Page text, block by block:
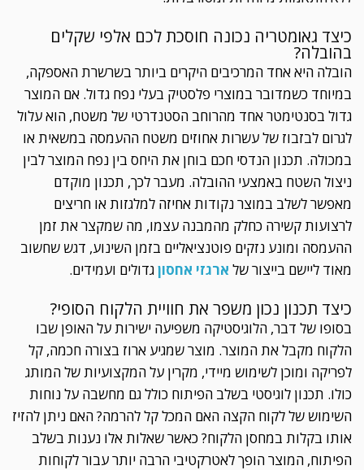
כיצד גאומטריה נכונה חוסכת לכם אלפי שקלים
בהובלה?
הובלה היא אחד המרכיבים היקרים ביותר בשרשרת האספקה,
במיוחד כשמדובר במוצרי פלסטיק בעלי נפח גדול. אם המוצר
גדול בסנטימטר אחד מהרוחב הסטנדרטי של משטח, הוא עלול
לגרום לבזבוז של עשרות אחוזים משטח ההעמסה במשאית או
במכולה. תכנון הנדסי חכם בוחן את היחס בין נפח המוצר לבין
ניצול השטח באמצעי ההובלה. מעבר לכך, תכנון מוקדם
מאפשר לשלב במוצר נקודות אחיזה למלגזות או חריצים
לרצועות קשירה כחלק מהמבנה עצמו, מה שמקצר את זמן
ההעמסה ומונע נזקים פוטנציאליים בזמן השינוע, דגש שחשוב
מאוד ליישם בייצור של ארגזי אחסוןגדולים ועמידים.
כיצד תכנון נכון משפר את חוויית הלקוח הסופי?
בסופו של דבר, הלוגיסטיקה משפיעה ישירות על האופן שבו
הלקוח מקבל את המוצר. מוצר שמגיע ארוז בצורה חכמה, קל
לפריקה ומוכן לשימוש מיידי, מקרין על המקצועיות של המותג
כולו. תכנון לוגיסטי בשלב הפיתוח כולל גם מחשבה על נוחות
השימוש של לקוח הקצה האם המכל קל להרמה? האם ניתן להזיז
אותו בקלות במחסן הלקוח? כאשר שאלות אלו נענות בשלב
הפיתוח, המוצר הופך לאטרקטיבי הרבה יותר עבור לקוחות